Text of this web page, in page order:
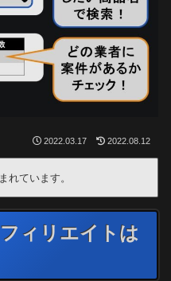
2022.03.17 2022.08.12
れています。
ィリエイトは